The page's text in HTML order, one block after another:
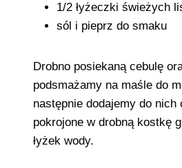
1/2 łyżeczki świeżych
sól i pieprz do smaku
Drobno posiekaną cebulę
podsmażamy na maśle do
następnie dodajemy do
pokrojone w drobną kostkę
łyżek wody.